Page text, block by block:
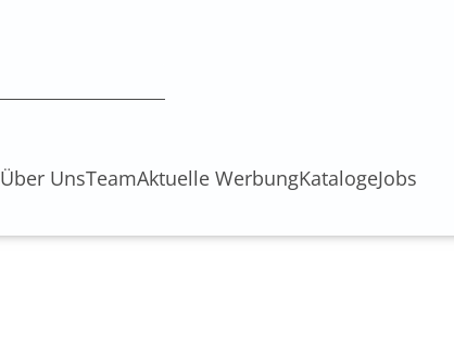
Über UnsTeamAktuelle WerbungKatalogeJobs